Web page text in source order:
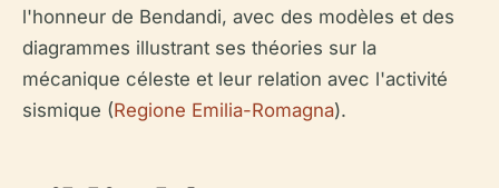
l'honneur de Bendandi, avec des modèles et des
diagrammes illustrant ses théories sur la
mécanique céleste et leur relation avec l'activité
sismique (Regione Emilia-Romagna).